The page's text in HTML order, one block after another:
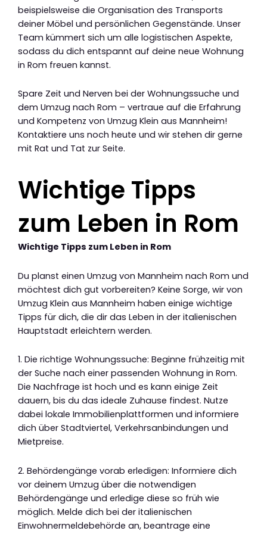
beispielsweise die Organisation des Transports
deiner Möbel und persönlichen Gegenstände. Unser
Team kümmert sich um alle logistischen Aspekte,
sodass du dich entspannt auf deine neue Wohnung
in Rom freuen kannst.
Spare Zeit und Nerven bei der Wohnungssuche und
dem Umzug nach Rom – vertraue auf die Erfahrung
und Kompetenz von Umzug Klein aus Mannheim!
Kontaktiere uns noch heute und wir stehen dir gerne
mit Rat und Tat zur Seite.
Wichtige Tipps
zum Leben in Rom
Wichtige Tipps zum Leben in Rom
Du planst einen Umzug von Mannheim nach Rom und
möchtest dich gut vorbereiten? Keine Sorge, wir von
Umzug Klein aus Mannheim haben einige wichtige
Tipps für dich, die dir das Leben in der italienischen
Hauptstadt erleichtern werden.
1. Die richtige Wohnungssuche: Beginne frühzeitig mit
der Suche nach einer passenden Wohnung in Rom.
Die Nachfrage ist hoch und es kann einige Zeit
dauern, bis du das ideale Zuhause findest. Nutze
dabei lokale Immobilienplattformen und informiere
dich über Stadtviertel, Verkehrsanbindungen und
Mietpreise.
2. Behördengänge vorab erledigen: Informiere dich
vor deinem Umzug über die notwendigen
Behördengänge und erledige diese so früh wie
möglich. Melde dich bei der italienischen
Einwohnermeldebehörde an, beantrage eine